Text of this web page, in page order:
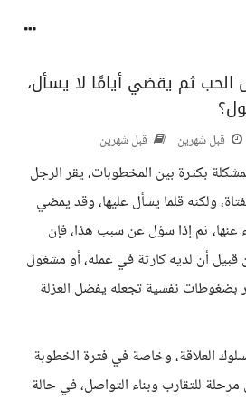
الحب ثم يقضي أيامًا لا يسأل،
قبل شهرين قبل شهرين
بكثرة بين المخطوبات، يقر الرجل
ولكنه قلما يسأل عليها، وقد يمضي
عنها، ثم إذا سؤل عن سبب هذا، فإن
أن لديه كارثة في عمله، أو مشغول
نفسية تجعله يفضل العزلة
العلاقة، وخاصة في فترة الخطوبة
للتقارب وبناء التواصل، في حالة